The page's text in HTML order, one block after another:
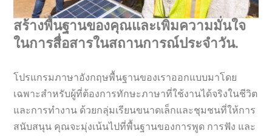
สร้างพื้นฐานของคุณและเพิ่มความมั่นใจ
ในการสื่อสารในสถานการณ์ประจำวัน.
โปรแกรมภาษาอังกฤษพื้นฐานของเราออกแบบมาโดย
เฉพาะสำหรับผู้ที่ต้องการทักษะภาษาที่ใช้งานได้จริงในชีวิต
และการทำงาน ด้วยกลุ่มเรียนขนาดเล็กและชุมชนที่ให้การ
สนับสนุน คุณจะมุ่งเน้นไปที่พื้นฐานของการพูด การฟัง และ